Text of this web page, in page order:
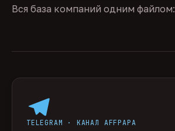
Вся база компаний одним файлом:
TELEGRAM · КАНАЛ AFFPAPA